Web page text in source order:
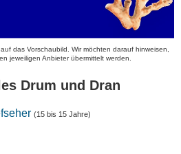
das Vorschaubild. Wir möchten darauf hinweisen,
jeweiligen Anbieter übermittelt werden.
Drum und Dran
(15 bis 15 Jahre)